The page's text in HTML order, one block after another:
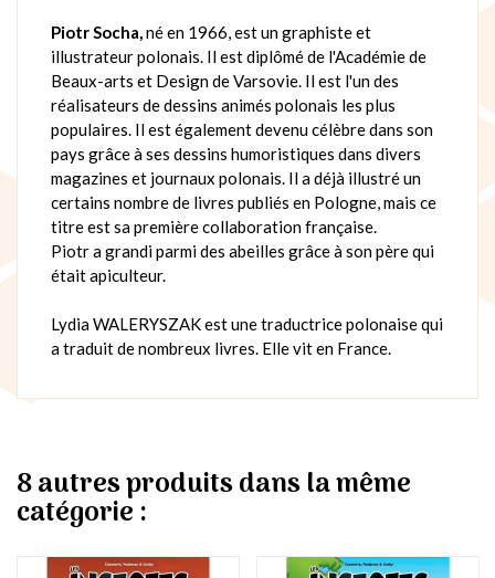
Piotr Socha,né en 1966, est un graphiste et
illustrateur polonais. Il est diplômé de l'Académie de
Beaux-arts et Design de Varsovie. Il est l'un des
réalisateurs de dessins animés polonais les plus
populaires. Il est également devenu célèbre dans son
pays grâce à ses dessins humoristiques dans divers
magazines et journaux polonais. Il a déjà illustré un
certains nombre de livres publiés en Pologne, mais ce
titre est sa première collaboration française.
Piotr a grandi parmi des abeilles grâce à son père qui
était apiculteur.
Lydia WALERYSZAK est une traductrice polonaise qui
a traduit de nombreux livres. Elle vit en France.
8 autres produits dans la même
catégorie :